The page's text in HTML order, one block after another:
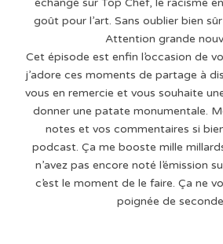
échangé sur Top Chef, le racisme
goût pour l’art. Sans oublier bien
Attention grande
Cet épisode est enfin l’occasion de
j’adore ces moments de partage à
vous en remercie et vous souhaite
donner une patate monumentale.
notes et vos commentaires si
podcast. Ça me booste mille
n’avez pas encore noté l’émission
c’est le moment de le faire. Ça ne
poignée de